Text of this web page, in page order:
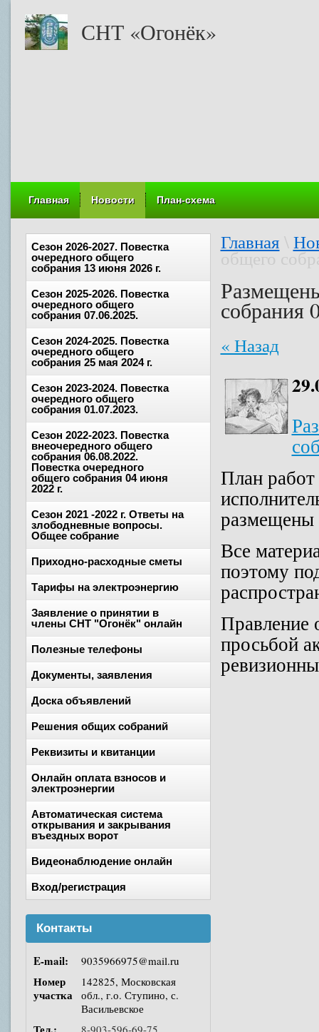
СНТ «Огонёк»
Главная Новости План-схема
Сезон 2026-2027. Повестка
очередного общего
собрания 13 июня 2026 г.
Сезон 2025-2026. Повестка
очередного общего
собрания 07.06.2025.
Сезон 2024-2025. Повестка
очередного общего
собрания 25 мая 2024 г.
Сезон 2023-2024. Повестка
очередного общего
собрания 01.07.2023.
Сезон 2022-2023. Повестка
внеочередного общего
собрания 06.08.2022.
Повестка очередного
общего собрания 04 июня
2022 г.
Сезон 2021 -2022 г. Ответы на
злободневные вопросы.
Общее собрание
Приходно-расходные сметы
Тарифы на электроэнергию
Заявление о принятии в
члены СНТ "Огонёк" онлайн
Полезные телефоны
Документы, заявления
Доска объявлений
Решения общих собраний
Реквизиты и квитанции
Онлайн оплата взносов и
электроэнергии
Автоматическая система
открывания и закрывания
въездных ворот
Видеонаблюдение онлайн
Вход/регистрация
Контакты
E-mail: 9035966975@mail.ru
Номер
участка
142825, Московская
обл., г.о. Ступино, с.
Васильевское
Главная
общего
собрания
« Назад
План работ
размещены
Все
поэтому
Правление
просьбой